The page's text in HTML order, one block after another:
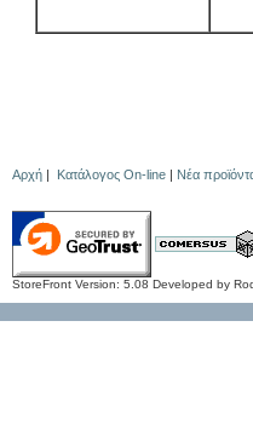
Αρχή Κατάλογος On-line Νέα
StoreFront Version: 5.08 Developed by